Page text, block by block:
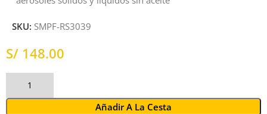
SKU: SMPF-RS3039
S/
Añadir A La Cesta